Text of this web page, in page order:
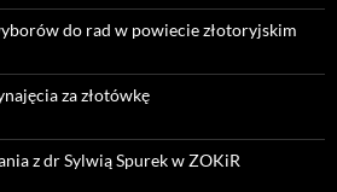
do rad w powiecie złotoryjskim
za złotówkę
z dr Sylwią Spurek w ZOKiR